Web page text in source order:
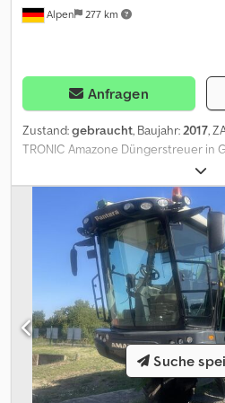
Alpen 277 km
Anfragen
Zustand:gebraucht, Baujahr:2017,
TRONIC Amazone Düngerstreuer in
zusätzlich: Abdeckrollplane L,
Streuschaufelsatz V-Set 2 (18-28m)
rechts Roll- und Abstellvorrichtung,
Leermeldesensor Terminal-Paket
Srogof Signalkabel 7-polig
Suche